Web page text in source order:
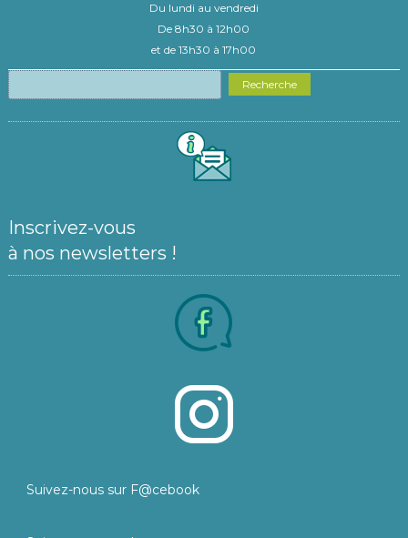
Du lundi au vendredi
De 8h30 à 12h00
et de 13h30 à 17h00
Recherche
Inscrivez-vous
à nos newsletters !
Suivez-nous sur F@cebook